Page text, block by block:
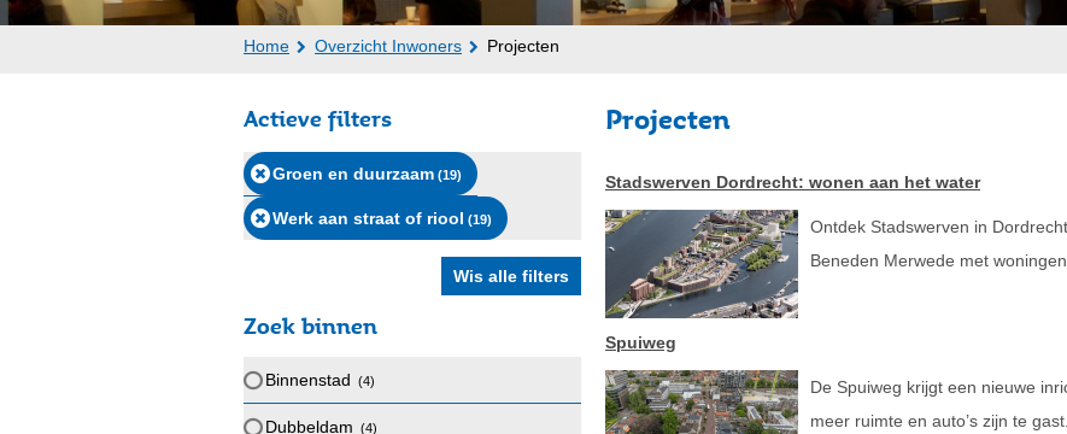
Home Overzicht Inwoners Projecten
Projecten
Stadswerven Dordrecht: wonen aan het water
Ontdek Stadswerven in
Beneden Merwede met
Spuiweg
De Spuiweg krijgt een nieuwe
meer ruimte en auto’s zijn te
Actieve filters
Groen en duurzaam (19)
Werk aan straat of riool (19)
Zoek binnen
Binnenstad (4)
Dubbeldam (4)